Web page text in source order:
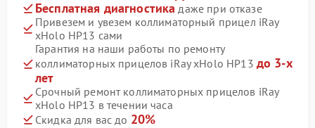
Бесплатная диагностика даже при отказе
Привезем и увезем коллиматорный прицел iRay
xHolo HP13 сами
Гарантия на наши работы по ремонту
коллиматорных прицелов iRay xHolo HP13 до 3-х
лет
Срочный ремонт коллиматорных прицелов iRay
xHolo HP13 в течении часа
Скидка для вас до 20%